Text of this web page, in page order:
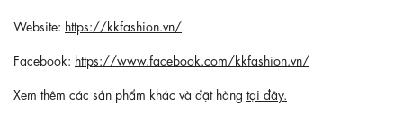
Website: https://kkfashion.vn/
Facebook: https://www.facebook.com/kkfashion.vn/
Xem thêm các sản phẩm khác và đặt hàng tại đây.